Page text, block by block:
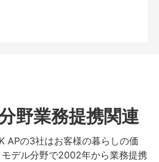
野業務提携関連
APの3社はお客様の暮らしの価
デル分野で2002年から業務提携